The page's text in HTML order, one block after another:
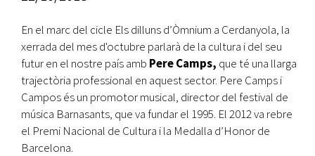
En el marc del cicle Els dilluns d’Òmnium a Cerdanyola, la
xerrada del mes d'octubre parlarà de la cultura i del seu
futur en el nostre país amb Pere Camps, que té una llarga
trajectòria professional en aquest sector. Pere Camps i
Campos és un promotor musical, director del festival de
música Barnasants, que va fundar el 1995. El 2012 va rebre
el Premi Nacional de Cultura i la Medalla d’Honor de
Barcelona.